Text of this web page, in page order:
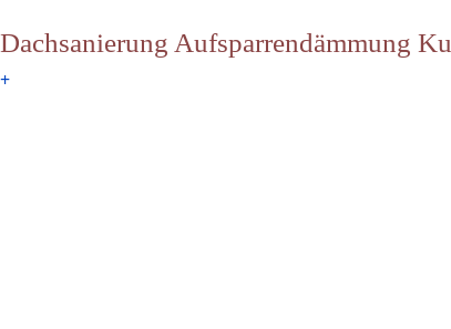
Dachsanierung Aufsparrendämmung
+